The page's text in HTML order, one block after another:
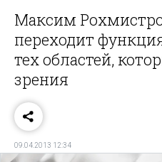
Максим
переходит
тех областей,
зрения
09.04.2013 12:34